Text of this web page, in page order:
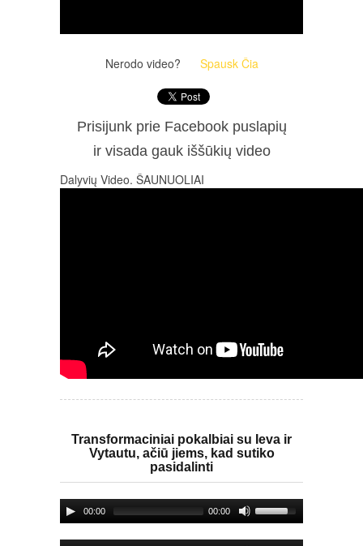
Nerodo video? Spausk Čia
Prisijunk prie Facebook puslapių
ir visada gauk iššūkių video
Dalyvių Video. ŠAUNUOLIAI
Transformaciniai pokalbiai su Ieva ir
Vytautu, ačiū jiems, kad sutiko
pasidalinti
00:00 00:00